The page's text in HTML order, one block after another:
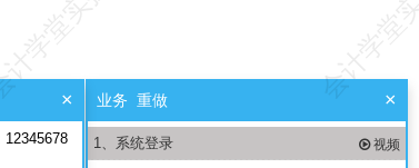
×
业务 重做
1、系统登录 视频
×